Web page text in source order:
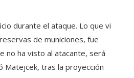
durante el ataque. Lo que vi
de municiones, fue
no ha visto al atacante, será
Matejcek, tras la proyección